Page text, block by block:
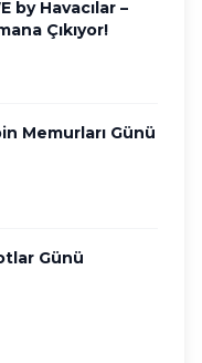
by Havacılar –
Çıkıyor!
Memurları Günü
Günü